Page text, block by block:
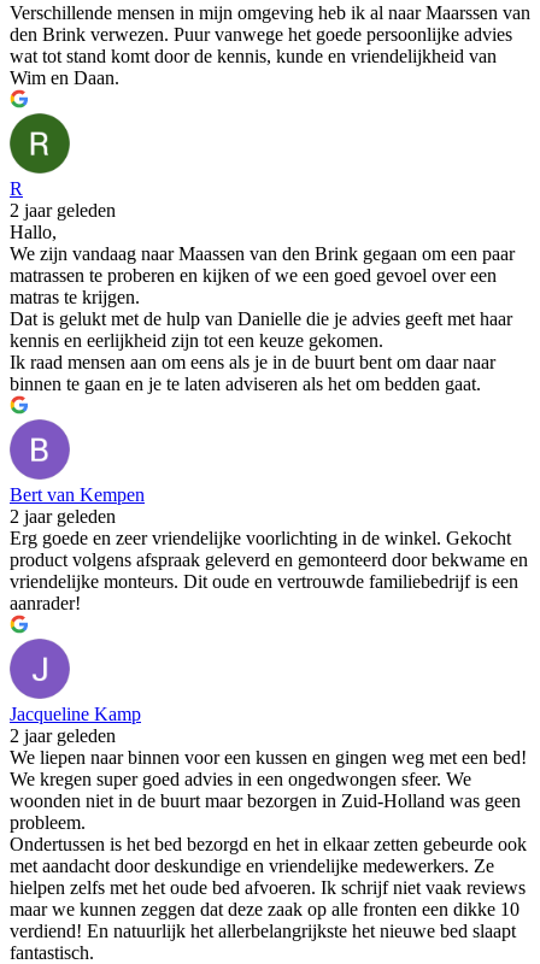
Verschillende mensen in mijn omgeving heb ik al naar Maarssen van
den Brink verwezen. Puur vanwege het goede persoonlijke advies
wat tot stand komt door de kennis, kunde en vriendelijkheid van
Wim en Daan.
R
2 jaar geleden
Hallo,
We zijn vandaag naar Maassen van den Brink gegaan om een paar
matrassen te proberen en kijken of we een goed gevoel over een
matras te krijgen.
Dat is gelukt met de hulp van Danielle die je advies geeft met haar
kennis en eerlijkheid zijn tot een keuze gekomen.
Ik raad mensen aan om eens als je in de buurt bent om daar naar
binnen te gaan en je te laten adviseren als het om bedden gaat.
Bert van Kempen
2 jaar geleden
Erg goede en zeer vriendelijke voorlichting in de winkel. Gekocht
product volgens afspraak geleverd en gemonteerd door bekwame en
vriendelijke monteurs. Dit oude en vertrouwde familiebedrijf is een
aanrader!
Jacqueline Kamp
2 jaar geleden
We liepen naar binnen voor een kussen en gingen weg met een bed!
We kregen super goed advies in een ongedwongen sfeer. We
woonden niet in de buurt maar bezorgen in Zuid-Holland was geen
probleem.
Ondertussen is het bed bezorgd en het in elkaar zetten gebeurde ook
met aandacht door deskundige en vriendelijke medewerkers. Ze
hielpen zelfs met het oude bed afvoeren. Ik schrijf niet vaak reviews
maar we kunnen zeggen dat deze zaak op alle fronten een dikke 10
verdiend! En natuurlijk het allerbelangrijkste het nieuwe bed slaapt
fantastisch.